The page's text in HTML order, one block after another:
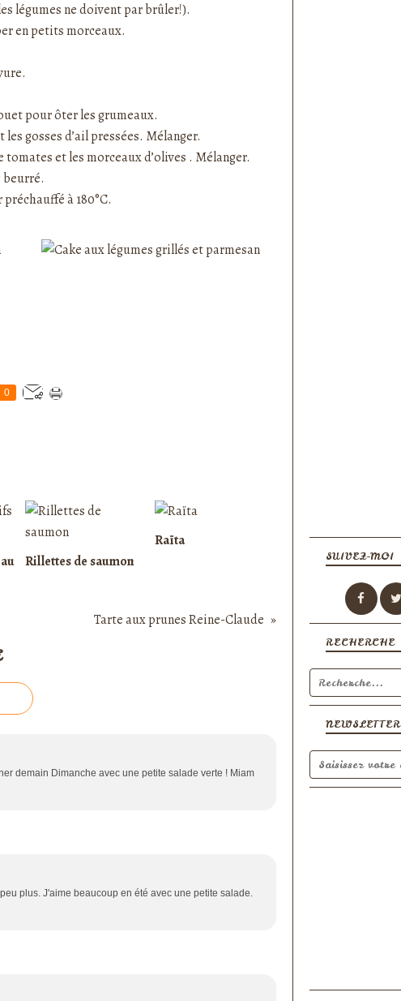
légumes ne doivent par brûler!).
en petits morceaux.
pour ôter les grumeaux.
gosses d’ail pressées. Mélanger.
et les morceaux d’olives . Mélanger.
beurré.
à 180°C.
0
Rillettes de saumon
Raïta
Tarte aux prunes Reine-Claude
demain Dimanche avec une petite salade verte ! Miam
plus. J'aime beaucoup en été avec une petite salade.
NEWSLETTER
SUIVEZ-MOI
RECHERCHE